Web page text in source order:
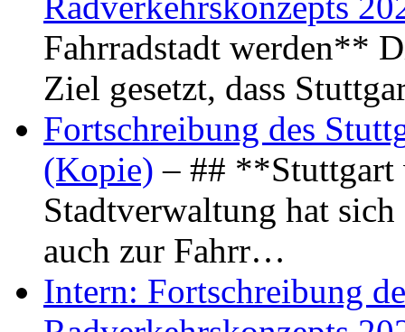
Fahrradstadt werden**
Ziel gesetzt, dass
Fortschreibung des
(Kopie) – ## **Stuttgart
Stadtverwaltung hat
auch zur Fahrr…
Intern: Fortschreibung